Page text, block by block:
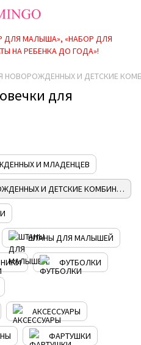
ДЛЯ МАЛЫША», «НАБОР ДЛЯ
НА РЕБEНКА ДО ГОДА»!
НОВОРОЖДЕННЫХ И ДЕТСКИЕ
для
И МЛАДЕНЦЕВ
ЧЕЛОВЕЧКИ ДЛЯ НОВОРОЖДЕННЫХ И ДЕТСКИЕ КОМБИНЕЗОНЫ
ШТАНЫ ДЛЯ МАЛЫШЕЙ
ФУТБОЛКИ
АКСЕССУАРЫ
ФАРТУШКИ